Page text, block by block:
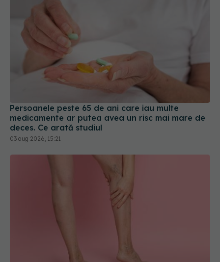
Persoanele peste 65 de ani care iau multe
medicamente ar putea avea un risc mai mare de
deces. Ce arată studiul
03 aug 2026, 15:21